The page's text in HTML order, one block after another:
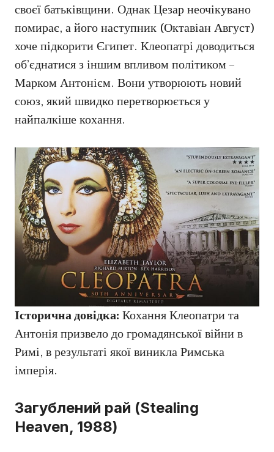
своєї батьківщини. Однак Цезар неочікувано
помирає, а його наступник (Октавіан Август)
хоче підкорити Єгипет. Клеопатрі доводиться
об’єднатися з іншим впливом політиком –
Марком Антонієм. Вони утворюють новий
союз, який швидко перетворюється у
найпалкіше кохання.
Історична довідка: Кохання Клеопатри та
Антонія призвело до громадянської війни в
Римі, в результаті якої виникла Римська
імперія.
Загублений рай (Stealing
Heaven, 1988)